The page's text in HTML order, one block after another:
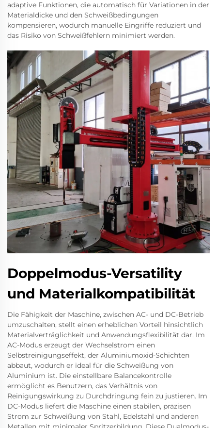
adaptive Funktionen, die automatisch für Variationen in der
Materialdicke und den Schweißbedingungen
kompensieren, wodurch manuelle Eingriffe reduziert und
das Risiko von Schweißfehlern minimiert werden.
Doppelmodus-Versatility
und Materialkompatibilität
Die Fähigkeit der Maschine, zwischen AC- und DC-Betrieb
umzuschalten, stellt einen erheblichen Vorteil hinsichtlich
Materialverträglichkeit und Anwendungsflexibilität dar. Im
AC-Modus erzeugt der Wechselstrom einen
Selbstreinigungseffekt, der Aluminiumoxid-Schichten
abbaut, wodurch er ideal für die Schweißung von
Aluminium ist. Die einstellbare Balancekontrolle
ermöglicht es Benutzern, das Verhältnis von
Reinigungswirkung zu Durchdringung fein zu justieren. Im
DC-Modus liefert die Maschine einen stabilen, präzisen
Strom zur Schweißung von Stahl, Edelstahl und anderen